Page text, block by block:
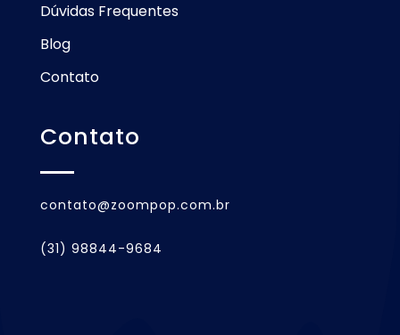
Dúvidas Frequentes
Blog
Contato
Contato
contato@zoompop.com.br
(31) 98844-9684